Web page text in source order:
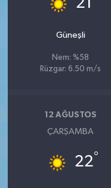
Güneşli
Nem: %58
Rüzgar: 6.50 m/s
12 AĞUSTOS
ÇARŞAMBA
22°